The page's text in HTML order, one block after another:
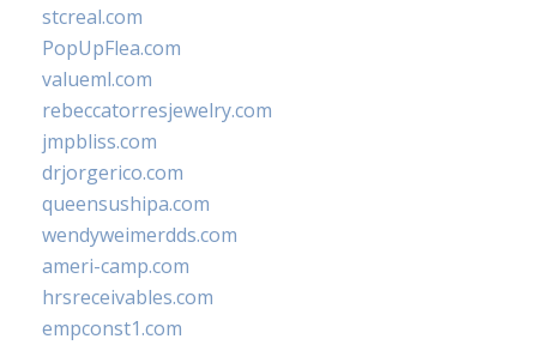
stcreal.com
PopUpFlea.com
valueml.com
rebeccatorresjewelry.com
jmpbliss.com
drjorgerico.com
queensushipa.com
wendyweimerdds.com
ameri-camp.com
hrsreceivables.com
empconst1.com